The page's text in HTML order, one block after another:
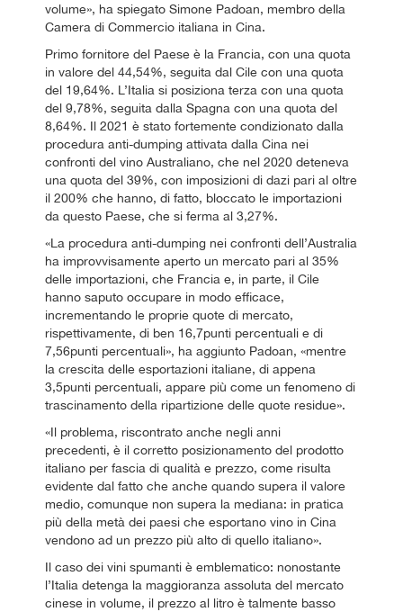
volume», ha spiegato Simone Padoan, membro della
Camera di Commercio italiana in Cina.
Primo fornitore del Paese è la Francia, con una quota
in valore del 44,54%, seguita dal Cile con una quota
del 19,64%. L’Italia si posiziona terza con una quota
del 9,78%, seguita dalla Spagna con una quota del
8,64%. Il 2021 è stato fortemente condizionato dalla
procedura anti-dumping attivata dalla Cina nei
confronti del vino Australiano, che nel 2020 deteneva
una quota del 39%, con imposizioni di dazi pari al oltre
il 200% che hanno, di fatto, bloccato le importazioni
da questo Paese, che si ferma al 3,27%.
«La procedura anti-dumping nei confronti dell’Australia
ha improvvisamente aperto un mercato pari al 35%
delle importazioni, che Francia e, in parte, il Cile
hanno saputo occupare in modo efficace,
incrementando le proprie quote di mercato,
rispettivamente, di ben 16,7punti percentuali e di
7,56punti percentuali», ha aggiunto Padoan, «mentre
la crescita delle esportazioni italiane, di appena
3,5punti percentuali, appare più come un fenomeno di
trascinamento della ripartizione delle quote residue».
«Il problema, riscontrato anche negli anni
precedenti, è il corretto posizionamento del prodotto
italiano per fascia di qualità e prezzo, come risulta
evidente dal fatto che anche quando supera il valore
medio, comunque non supera la mediana: in pratica
più della metà dei paesi che esportano vino in Cina
vendono ad un prezzo più alto di quello italiano».
Il caso dei vini spumanti è emblematico: nonostante
l’Italia detenga la maggioranza assoluta del mercato
cinese in volume, il prezzo al litro è talmente basso